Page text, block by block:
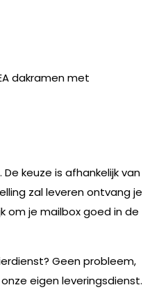
dakramen met
keuze is afhankelijk van
zal leveren ontvang je
om je mailbox goed in de
Geen probleem,
eigen leveringsdienst.